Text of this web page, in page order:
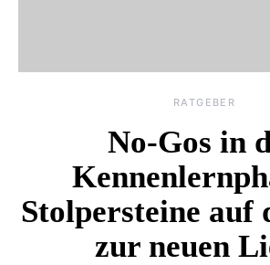
RATGEBER
No-Gos in
Stolpersteine auf
zur neuen